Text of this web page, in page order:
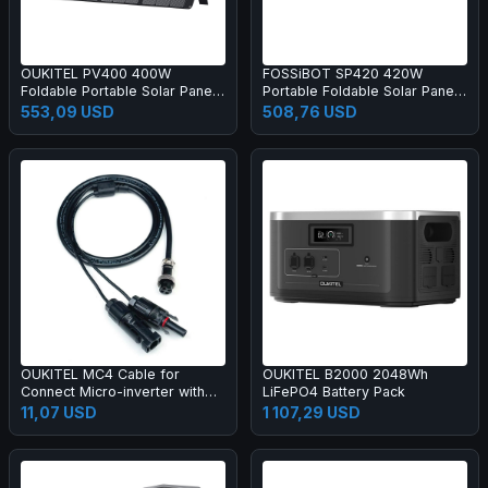
OUKITEL PV400 400W
Foldable Portable Solar Panel
with Kickstand, 23% Energy
Conversion Rate, IP65
553,09 USD
FOSSiBOT SP420 420W
Portable Foldable Solar Panel,
23.4% Conversion Efficiency,
IP67 Waterproof
508,76 USD
OUKITEL MC4 Cable for
Connect Micro-inverter with
the BP2000, Connecting Solar
Panels
11,07 USD
OUKITEL B2000 2048Wh
LiFePO4 Battery Pack
1 107,29 USD